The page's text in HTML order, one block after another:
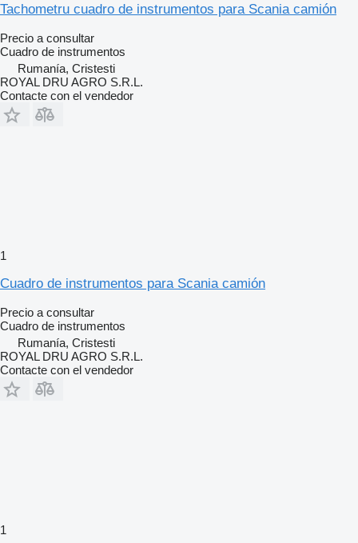
Tachometru cuadro de instrumentos para Scania camión
Precio a consultar
Cuadro de instrumentos
Rumanía, Cristesti
ROYAL DRU AGRO S.R.L.
Contacte con el vendedor
1
Cuadro de instrumentos para Scania camión
Precio a consultar
Cuadro de instrumentos
Rumanía, Cristesti
ROYAL DRU AGRO S.R.L.
Contacte con el vendedor
1